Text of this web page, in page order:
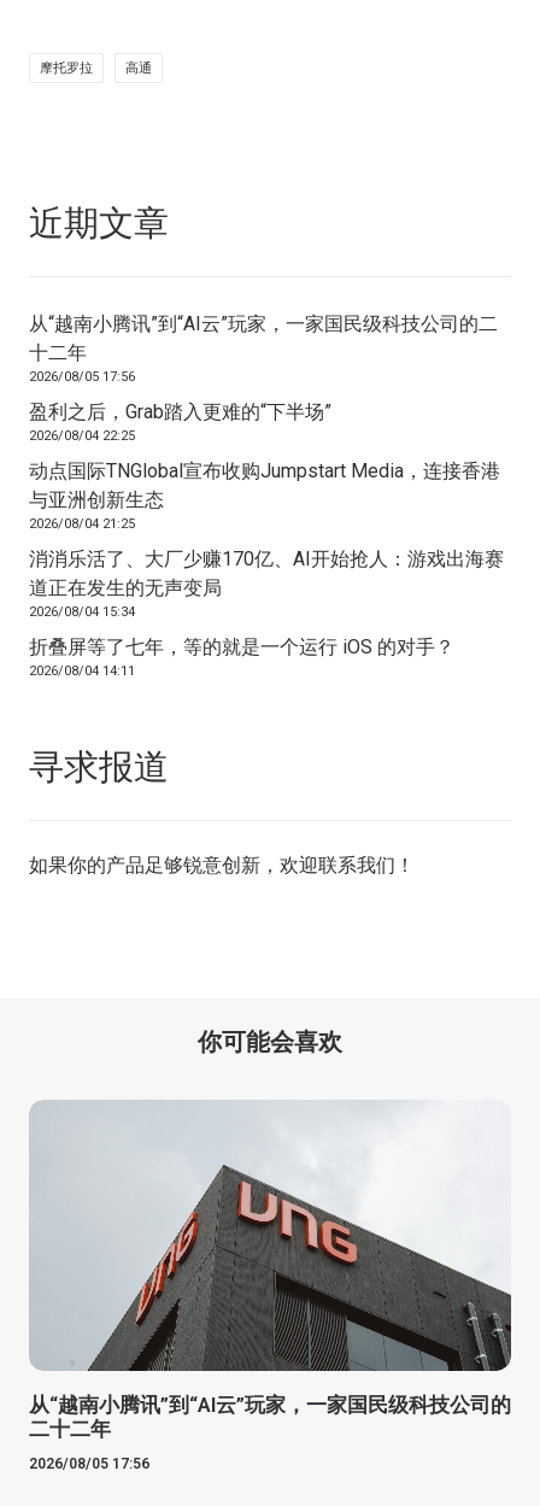
摩托罗拉 高通
近期文章
从“越南小腾讯”到“AI云”玩家，一家国民级科技公司的二
十二年
2026/08/05 17:56
盈利之后，Grab踏入更难的“下半场”
2026/08/04 22:25
动点国际TNGlobal宣布收购Jumpstart Media，连接香港
与亚洲创新生态
2026/08/04 21:25
消消乐活了、大厂少赚170亿、AI开始抢人：游戏出海赛
道正在发生的无声变局
2026/08/04 15:34
折叠屏等了七年，等的就是一个运行 iOS 的对手？
2026/08/04 14:11
寻求报道
如果你的产品足够锐意创新，欢迎联系我们 ！
你可能会喜欢
从“越南小腾讯”到“AI云”玩家，一家国民级科技公司的
二十二年
2026/08/05 17:56